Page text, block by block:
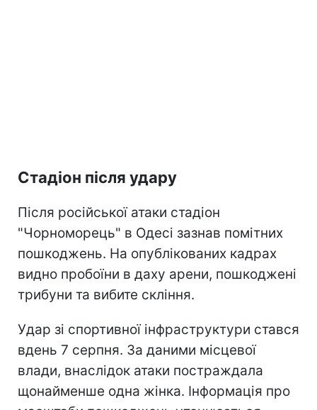
Стадіон після удару
Після російської атаки стадіон
"Чорноморець" в Одесі зазнав помітних
пошкоджень. На опублікованих кадрах
видно пробоїни в даху арени, пошкоджені
трибуни та вибите скління.
Удар зі спортивної інфраструктури стався
вдень 7 серпня. За даними місцевої
влади, внаслідок атаки постраждала
щонайменше одна жінка. Інформація про